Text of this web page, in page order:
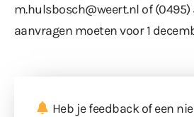
m.hulsbosch@weert.nl of (0495)
aanvragen moeten voor 1
Heb je feedback of een